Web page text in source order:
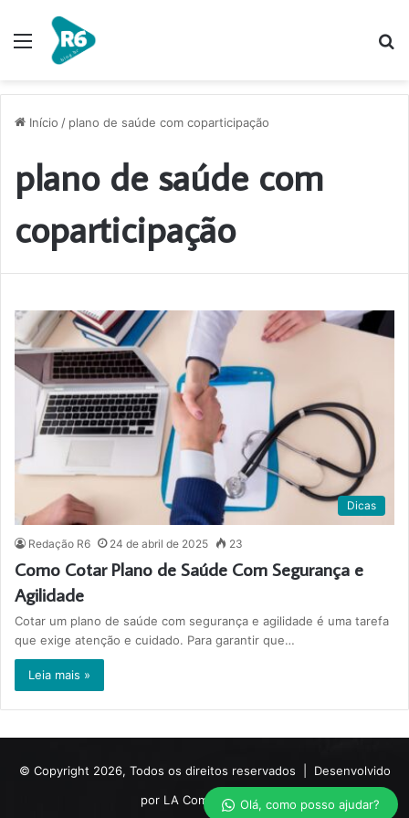
Menu
Início / plano de saúde com coparticipação
plano de saúde com
coparticipação
Dicas
Redação R6 24 de abril de 2025 23
Como Cotar Plano de Saúde Com Segurança e
Agilidade
Cotar um plano de saúde com segurança e agilidade é uma tarefa
que exige atenção e cuidado. Para garantir que…
Leia mais »
© Copyright 2026, Todos os direitos reservados | Desenvolvido
por LA Comunicações.Olá, como posso ajudar?